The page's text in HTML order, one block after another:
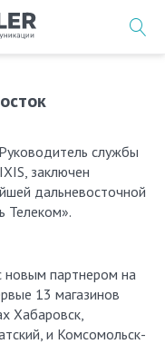
заключен
дальневосточной
Телеком».
новым партнером на
13 магазинов
Хабаровск,
и Комсомольск-